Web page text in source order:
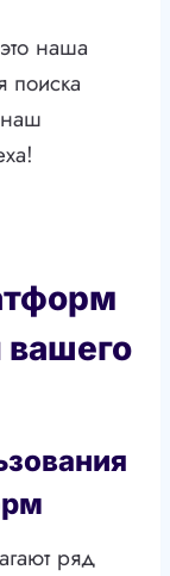
наша
поиска
ряд